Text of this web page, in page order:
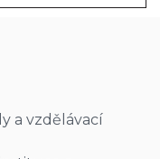
a vzdělávací